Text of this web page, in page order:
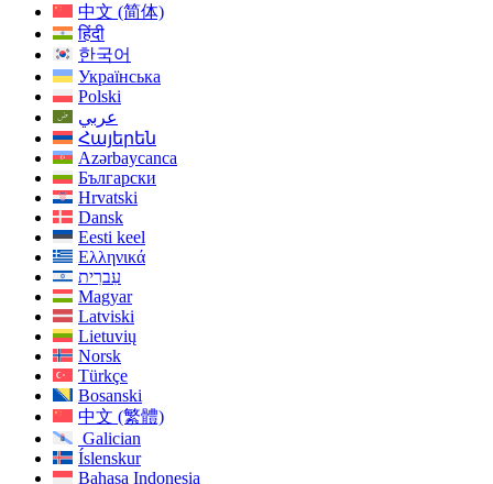
中文 (简体)
हिंदी
한국어
Українська
Polski
عربي
Հայերեն
Azərbaycanca
Български
Hrvatski
Dansk
Eesti keel
Ελληνικά
עִברִית
Magyar
Latviski
Lietuvių
Norsk
Türkçe
Bosanski
中文 (繁體)
Galician
Íslenskur
Bahasa Indonesia